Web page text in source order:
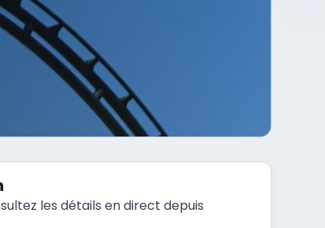
les détails en direct depuis